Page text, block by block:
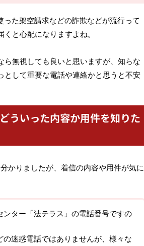
た架空請求などの詐欺などが流行って
と心配になりますよね。
無視しても良いと思いますが、知らな
して重要な電話や連絡かと思うと不安
ういった内容か用件を知りた
かりましたが、着信の内容や用件が気に
ター「法テラス」の電話番号ですの
迷惑電話ではありませんが、様々な